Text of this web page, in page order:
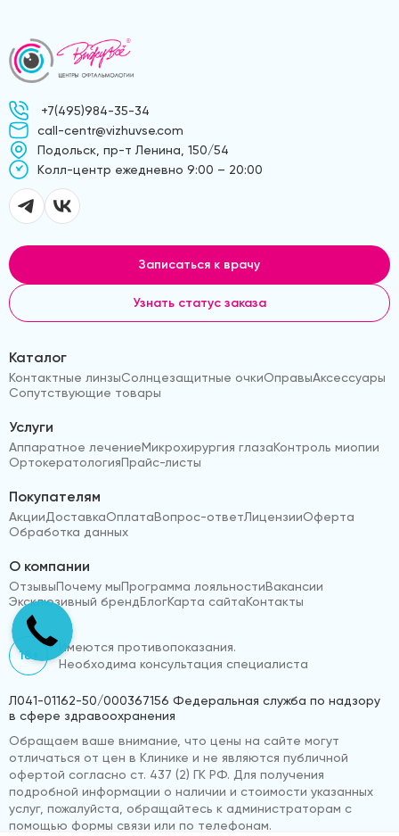
+7(495)984-35-34
call-centr@vizhuvse.com
Подольск, пр-т Ленина, 150/54
Kолл-центр ежедневно 9:00 – 20:00
Записаться к врачу
Узнать статус заказа
Каталог
Контактные линзыСолнцезащитные очкиОправыАксессуары
Сопутствующие товары
Услуги
Аппаратное лечениеМикрохирургия глазаКонтроль миопии
ОртокератологияПрайс-листы
Покупателям
АкцииДоставкаОплатаВопрос-ответЛицензииОферта
Обработка данных
О компании
ОтзывыПочему мыПрограмма лояльностиВакансии
Эксклюзивный брендБлогКарта сайтаКонтакты
18+
Имеются противопоказания.
Необходима консультация специалиста
Л041-01162-50/000367156 Федеральная служба по надзору
в сфере здравоохранения
Обращаем ваше внимание, что цены на сайте могут
отличаться от цен в Клинике и не являются публичной
офертой согласно ст. 437 (2) ГК РФ. Для получения
подробной информации о наличии и стоимости указанных
услуг, пожалуйста, обращайтесь к администраторам с
помощью формы связи или по телефонам.